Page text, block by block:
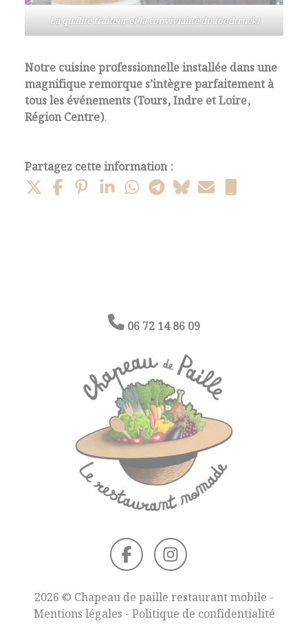
La qualité traiteur et la convivialité du foodtruck!
Notre cuisine professionnelle installée dans une
magnifique remorque s’intègre parfaitement à
tous les événements(Tours, Indre et Loire,
Région Centre).
Partagez cette information :
06 72 14 86 09
2026 © Chapeau de paille restaurant mobile -
Mentions légales -Politique de confidentialité